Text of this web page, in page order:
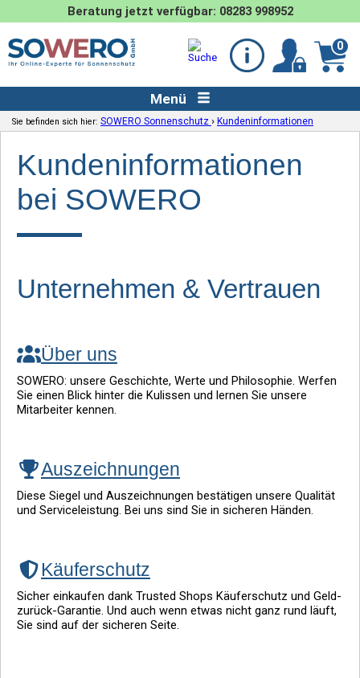
Beratung jetzt verfügbar: 08283 998952
0
Menü
Sie befinden sich hier: SOWERO Sonnenschutz › Kundeninformationen
Kundeninformationen
bei SOWERO
Unternehmen & Vertrauen
Über uns
SOWERO: unsere Geschichte, Werte und Philosophie. Werfen
Sie einen Blick hinter die Kulissen und lernen Sie unsere
Mitarbeiter kennen.
Auszeichnungen
Diese Siegel und Auszeichnungen bestätigen unsere Qualität
und Serviceleistung. Bei uns sind Sie in sicheren Händen.
Käuferschutz
Sicher einkaufen dank Trusted Shops Käuferschutz und Geld-
zurück-Garantie. Und auch wenn etwas nicht ganz rund läuft,
Sie sind auf der sicheren Seite.